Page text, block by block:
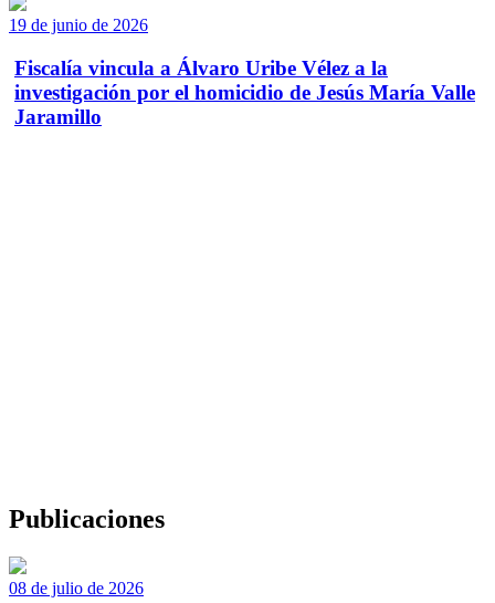
19 de junio de 2026
Fiscalía vincula a Álvaro Uribe Vélez a la
investigación por el homicidio de Jesús María Valle
Jaramillo
Publicaciones
08 de julio de 2026